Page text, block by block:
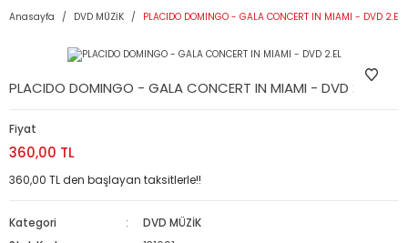
Anasayfa DVD MÜZİK PLACIDO DOMINGO - GALA CONCERT IN MIAMI - DVD 2.EL
PLACIDO DOMINGO - GALA CONCERT IN MIAMI - DVD 2.EL
Fiyat
360,00 TL
360,00 TL den başlayan taksitlerle!!
Kategori
DVD MÜZİK